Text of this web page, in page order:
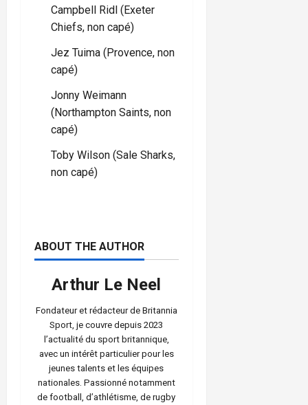
Campbell Ridl (Exeter
Chiefs, non capé)
Jez Tuima (Provence, non
capé)
Jonny Weimann
(Northampton Saints, non
capé)
Toby Wilson (Sale Sharks,
non capé)
ABOUT THE AUTHOR
Arthur Le Neel
Fondateur et rédacteur de Britannia
Sport, je couvre depuis 2023
l’actualité du sport britannique,
avec un intérêt particulier pour les
jeunes talents et les équipes
nationales. Passionné notamment
de football, d’athlétisme, de rugby